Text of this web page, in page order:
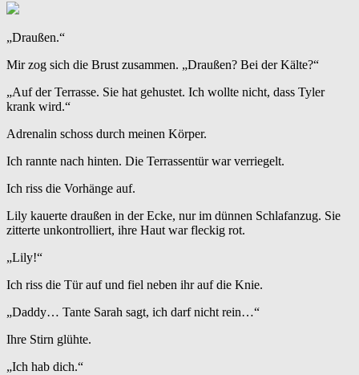
„Draußen.“
Mir zog sich die Brust zusammen. „Draußen? Bei der Kälte?“
„Auf der Terrasse. Sie hat gehustet. Ich wollte nicht, dass Tyler
krank wird.“
Adrenalin schoss durch meinen Körper.
Ich rannte nach hinten. Die Terrassentür war verriegelt.
Ich riss die Vorhänge auf.
Lily kauerte draußen in der Ecke, nur im dünnen Schlafanzug. Sie
zitterte unkontrolliert, ihre Haut war fleckig rot.
„Lily!“
Ich riss die Tür auf und fiel neben ihr auf die Knie.
„Daddy… Tante Sarah sagt, ich darf nicht rein…“
Ihre Stirn glühte.
„Ich hab dich.“